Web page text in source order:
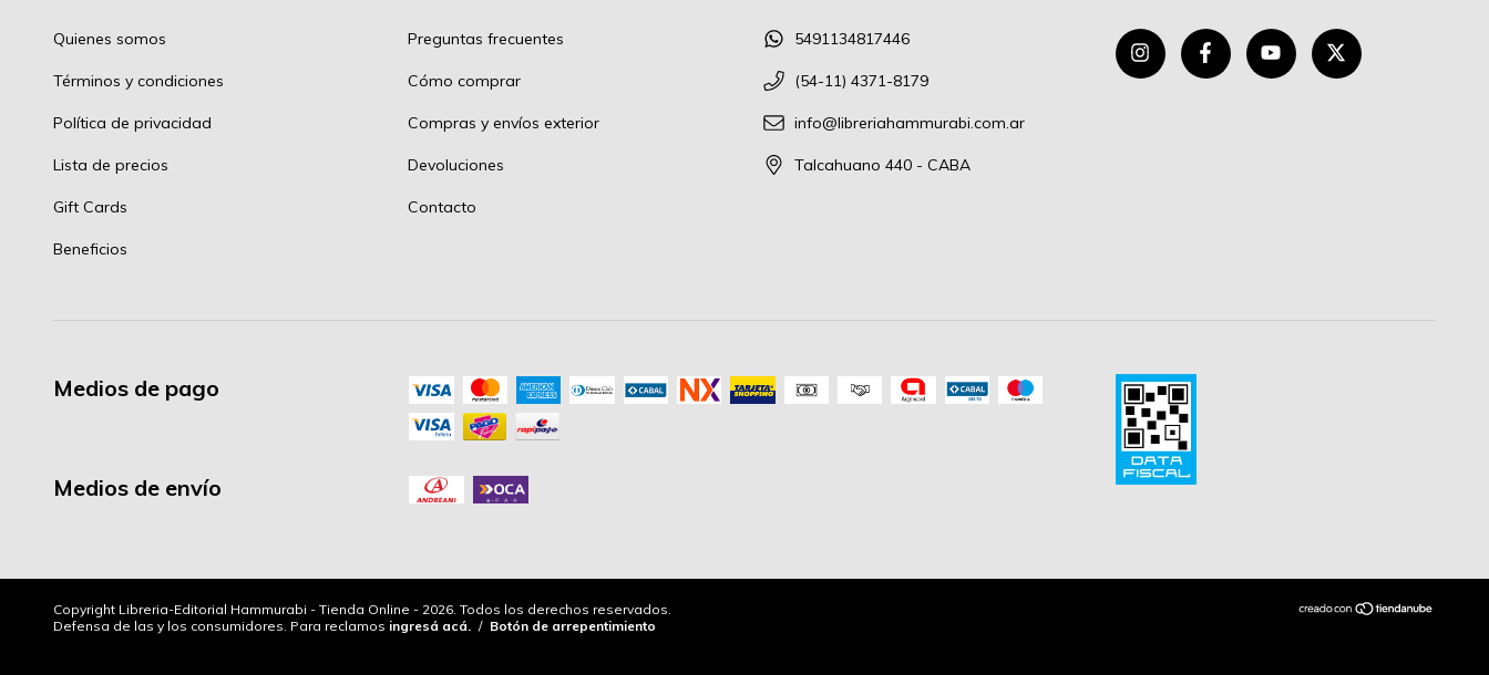
Quienes somos
Términos y condiciones
Política de privacidad
Lista de precios
Gift Cards
Beneficios
Preguntas frecuentes
Cómo comprar
Compras y envíos exterior
Devoluciones
Contacto
5491134817446
(54-11) 4371-8179
info@libreriahammurabi.com.ar
Talcahuano 440 - CABA
Medios de pago
Medios de envío
Copyright Libreria-Editorial Hammurabi - Tienda Online - 2026. Todos los derechos reservados.
Defensa de las y los consumidores. Para reclamos ingresá acá. / Botón de arrepentimiento